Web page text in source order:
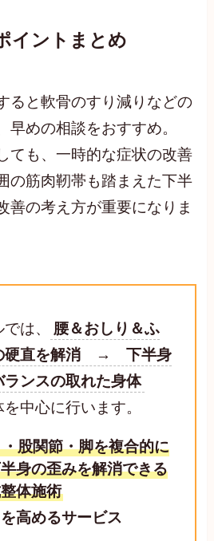
イントまとめ
ると軟骨のすり減りなどの
早めの相談をおすすめ。
ても、一時的な症状の改善
の筋肉靭帯も踏まえた下半
善の考え方が重要になりま
は、
腰＆おしり＆ふ
硬直を解消 → 下半身
ンスの取れた身体
中心に行います。
股関節・脚を複合的に
身の歪みを解消できる
体施術
高めるサービス